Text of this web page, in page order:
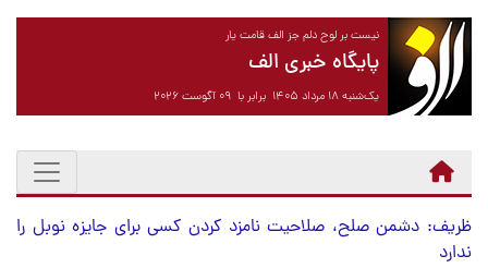
نیست بر لوح دلم جز الف قامت یار
پایگاه خبری الف
یک‌شنبه ۱۸ مرداد ۱۴۰۵ برابر با ۰۹ آگوست ۲۰۲۶
ظریف: دشمن صلح، صلاحیت نامزد کردن کسی برای جایزه نوبل را
ندارد